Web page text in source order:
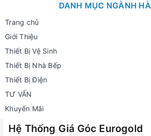
DANH MỤC NGÀNH
Trang chủ
Giới Thiệu
Thiết Bị Vệ Sinh
Thiết Bị Nhà Bếp
Thiết Bị Điện
TƯ VẤN
Khuyến Mãi
Hệ Thống Giá Góc Eurogold